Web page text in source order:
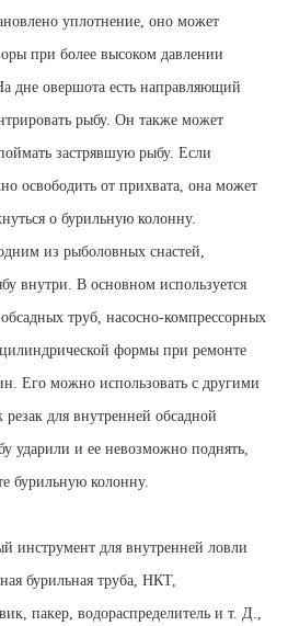
уплотнение, оно может
при более высоком давлении
дне овершота есть направляющий
рыбу. Он также может
застрявшую рыбу. Если
освободить от прихвата, она может
о бурильную колонну.
из рыболовных снастей,
внутри. В основном используется
труб, насосно-компрессорных
формы при ремонте
Его можно использовать с другими
для внутренней обсадной
ударили и ее невозможно поднять,
бурильную колонну.
инструмент для внутренней ловли
бурильная труба, НКТ,
пакер, водораспределитель и т. Д.,